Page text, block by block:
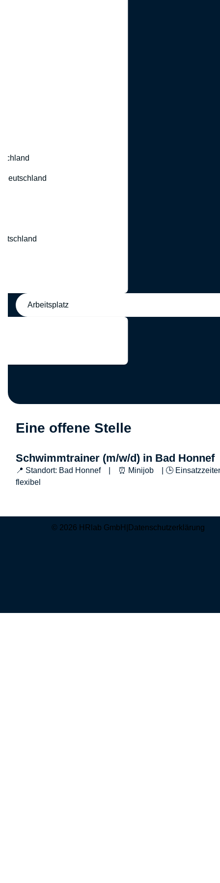
Arbeitsplatz
Eine offene Stelle
Schwimmtrainer (m/w/d) in Bad Honnef
📍 Standort: Bad Honnef | ⏰ Minijob | 🕒
flexibel
© 2026 HRlab GmbH Datenschutzerklärung